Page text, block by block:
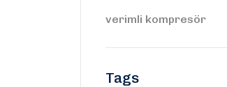
verimli kompresör
Tags